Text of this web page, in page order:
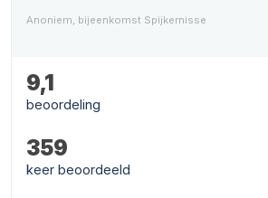
Anoniem, bijeenkomst Spijkernisse
9,1
beoordeling
359
keer beoordeeld